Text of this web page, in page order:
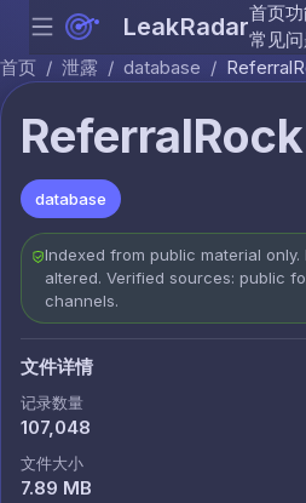
Menu LeakRadar首页
常见
首页 / 泄露 / database /
database
Indexed from public material
altered. Verified sources: public
channels.
文件详情
记录数量
107,048
文件大小
7.89 MB